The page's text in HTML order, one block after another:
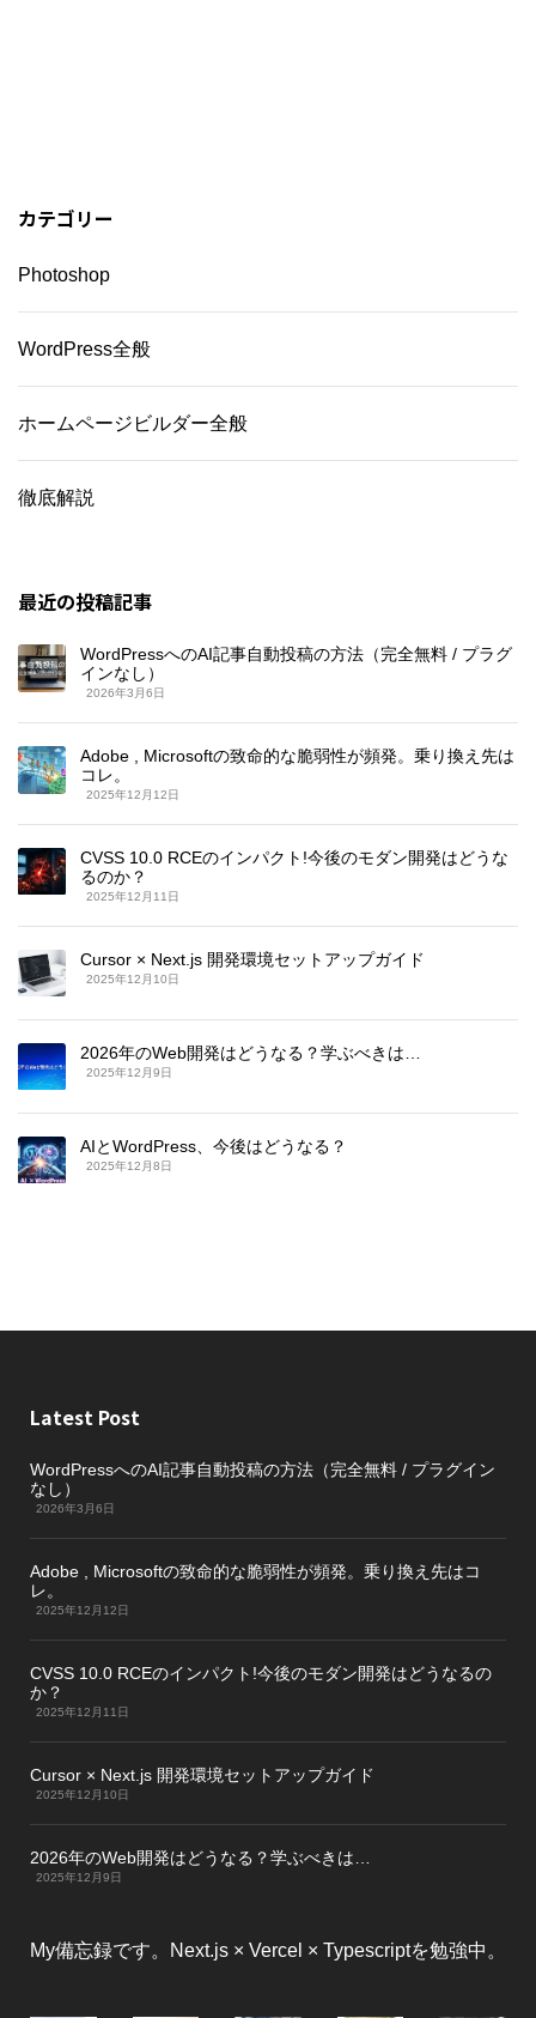
カテゴリー
Photoshop
WordPress全般
ホームページビルダー全般
徹底解説
最近の投稿記事
WordPressへのAI記事自動投稿の方法（完全無料 / プラグ
インなし）
2026年3月6日
Adobe , Microsoftの致命的な脆弱性が頻発。乗り換え先は
コレ。
2025年12月12日
CVSS 10.0 RCEのインパクト!今後のモダン開発はどうな
るのか？
2025年12月11日
Cursor × Next.js 開発環境セットアップガイド
2025年12月10日
2026年のWeb開発はどうなる？学ぶべきは…
2025年12月9日
AIとWordPress、今後はどうなる？
2025年12月8日
Latest Post
WordPressへのAI記事自動投稿の方法（完全無料 / プラグイン
なし）
2026年3月6日
Adobe , Microsoftの致命的な脆弱性が頻発。乗り換え先はコ
レ。
2025年12月12日
CVSS 10.0 RCEのインパクト!今後のモダン開発はどうなるの
か？
2025年12月11日
Cursor × Next.js 開発環境セットアップガイド
2025年12月10日
2026年のWeb開発はどうなる？学ぶべきは…
2025年12月9日
My備忘録です。Next.js × Vercel × Typescriptを勉強中。